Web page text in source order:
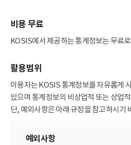
비용 무료
KOSIS에서 제공하는 통계정보는 무료
활용범위
이용자는 KOSIS 통계정보를 자유롭게
있으며 통계정보의 비상업적 또는 상업
단, 예외사항은 아래 규정을 참고하시기
예외사항